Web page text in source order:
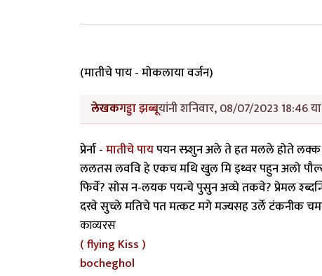
(मातीचे पाय - मोकलाया वर्जन)
लेखकगड्डा झब्बूयांनी शनिवार, 08/07/2023 18:46
प्रेर्ना -मातीचे पायपयन स्प्र्शुन अले ते हत मलले होते
ललतस लववि हे एकच मथि खुल मि इथ्वर पहुन अलो
फिर्वे? सोस न-लयक पयन्चे पुसुन अव्घे तकवे? प्रेमल
दरवे सुच्ले मतिचे पत मत्कट मगे मज्यसह उर्ले टंकनीक
काव्यरस
( flying Kiss )
bocheghol